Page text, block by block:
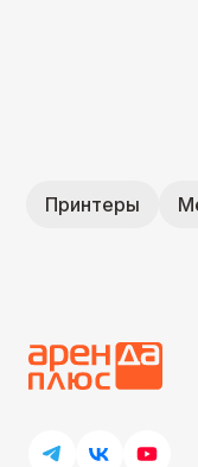
Принтеры